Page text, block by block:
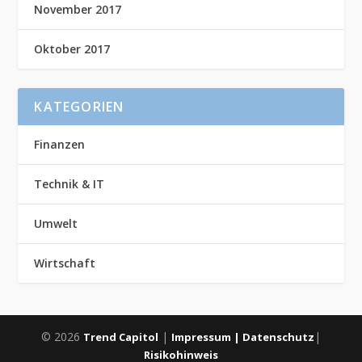
November 2017
Oktober 2017
KATEGORIEN
Finanzen
Technik & IT
Umwelt
Wirtschaft
© 2026 Trend Capitol | Impressum | Datenschutz |
Risikohinweis